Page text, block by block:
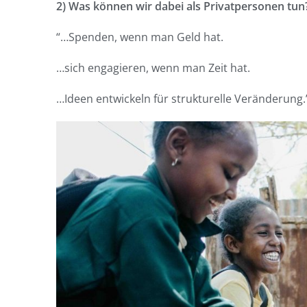
2) Was können wir dabei als Privatpersonen
“…Spenden, wenn man Geld hat.
…sich engagieren, wenn man Zeit hat.
…Ideen entwickeln für strukturelle